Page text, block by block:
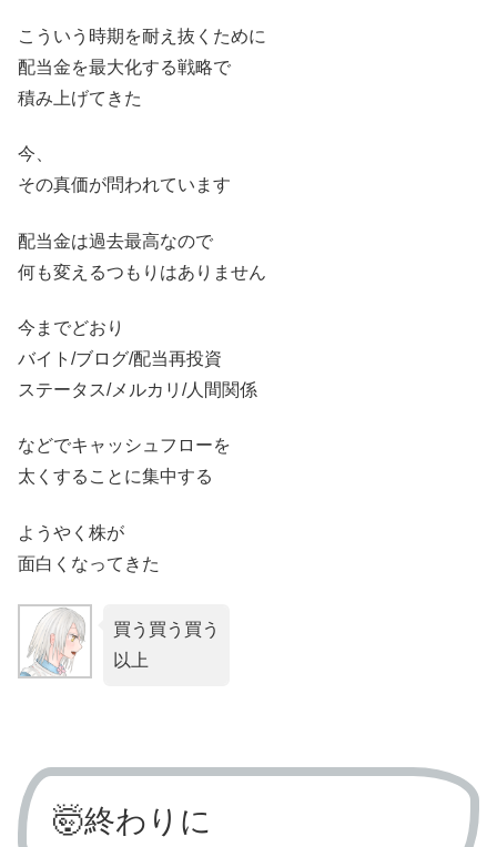
こういう時期を耐え抜くために
配当金を最大化する戦略で
積み上げてきた
今、
その真価が問われています
配当金は過去最高なので
何も変えるつもりはありません
今までどおり
バイト/ブログ/配当再投資
ステータス/メルカリ/人間関係
などでキャッシュフローを
太くすることに集中する
ようやく株が
面白くなってきた
買う買う買う
以上
🤯終わりに